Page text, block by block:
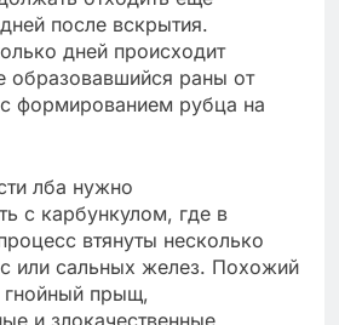
после вскрытия.
дней происходит
образовавшийся раны от
формированием рубца на
лба нужно
с карбункулом, где в
втянуты несколько
или сальных желез. Похожий
прыщ,
и злокачественные